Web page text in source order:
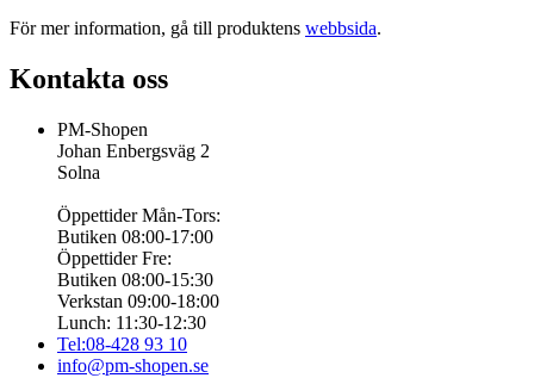
För mer information, gå till produktens webbsida.
Kontakta oss
PM-Shopen
Johan Enbergsväg 2
Solna
Öppettider Mån-Tors:
Butiken 08:00-17:00
Öppettider Fre:
Butiken 08:00-15:30
Verkstan 09:00-18:00
Lunch: 11:30-12:30
Tel:08-428 93 10
info@pm-shopen.se